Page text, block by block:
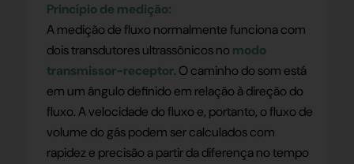
Princípio de medição:
A medição de fluxo normalmente funciona com
dois transdutores ultrassônicos no modo
transmissor-receptor. O caminho do som está
em um ângulo definido em relação à direção do
fluxo. A velocidade do fluxo e, portanto, o fluxo de
volume do gás podem ser calculados com
rapidez e precisão a partir da diferença no tempo